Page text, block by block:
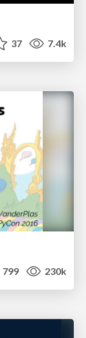
37 7.4k
799 230k